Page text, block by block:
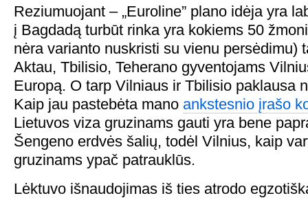
Reziumuojant – „Euroline” plano idėja yra
į Bagdadą turbūt rinka yra kokiems 50
nėra varianto nuskristi su vienu persėdimu)
Aktau, Tbilisio, Teherano gyventojams
Europą. O tarp Vilniaus ir Tbilisio paklausa
Kaip jau pastebėta mano ankstesnio įrašo
Lietuvos viza gruzinams gauti yra bene
Šengeno erdvės šalių, todėl Vilnius, kaip
gruzinams ypač patrauklūs.
Lėktuvo išnaudojimas iš ties atrodo